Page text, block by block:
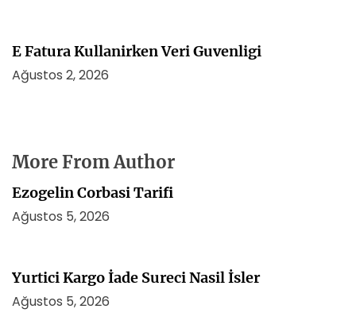
E Fatura Kullanirken Veri Guvenligi
Ağustos 2, 2026
More From Author
Ezogelin Corbasi Tarifi
Ağustos 5, 2026
Yurtici Kargo İade Sureci Nasil İsler
Ağustos 5, 2026